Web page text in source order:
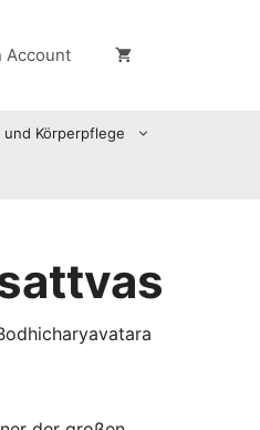
Account
und Körperpflege